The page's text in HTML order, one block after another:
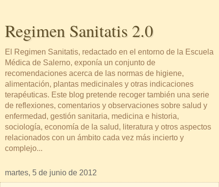
Regimen Sanitatis 2.0
El Regimen Sanitatis, redactado en el entorno de la Escuela
Médica de Salerno, exponía un conjunto de
recomendaciones acerca de las normas de higiene,
alimentación, plantas medicinales y otras indicaciones
terapéuticas. Este blog pretende recoger también una serie
de reflexiones, comentarios y observaciones sobre salud y
enfermedad, gestión sanitaria, medicina e historia,
sociología, economía de la salud, literatura y otros aspectos
relacionados con un ámbito cada vez más incierto y
complejo...
martes, 5 de junio de 2012